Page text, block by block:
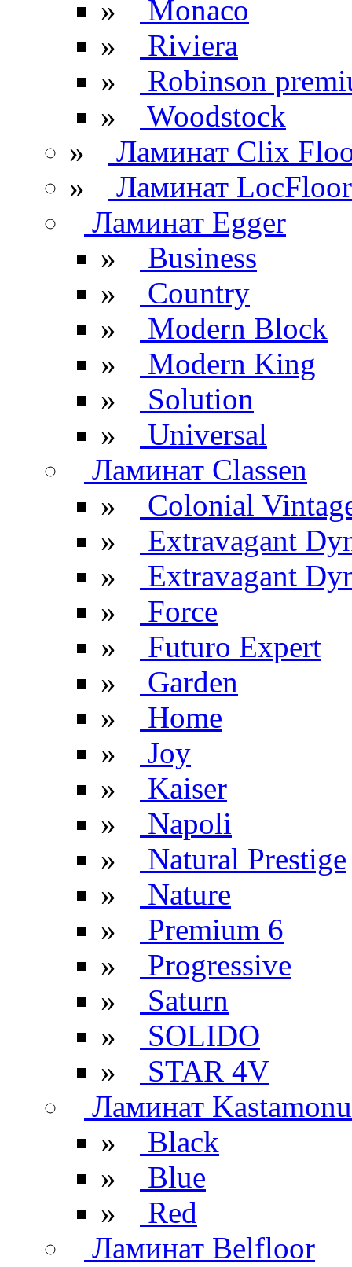
»
Monaco
»
Riviera
»
Robinson
»
Woodstock
»
Ламинат Clix
»
Ламинат LocFloor
Ламинат Egger
»
Business
»
Country
»
Modern Block
»
Modern King
»
Solution
»
Universal
Ламинат Classen
»
Colonial
»
Extravagant
»
Extravagant
»
Force
»
Futuro Expert
»
Garden
»
Home
»
Joy
»
Kaiser
»
Napoli
»
Natural Prestige
»
Nature
»
Premium 6
»
Progressive
»
Saturn
»
SOLIDO
»
STAR 4V
Ламинат Kastamonu
»
Black
»
Blue
»
Red
Ламинат Belfloor